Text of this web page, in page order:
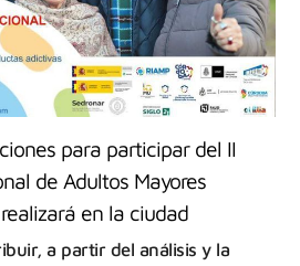
para participar del II
de Adultos Mayores
en la ciudad
a partir del análisis y la